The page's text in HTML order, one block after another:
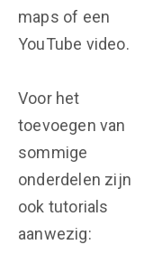
maps of een
YouTube video.
Voor het
toevoegen van
sommige
onderdelen zijn
ook tutorials
aanwezig: